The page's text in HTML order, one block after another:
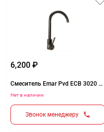
6,200 ₽
Смеситель Emar Pvd ECB 3020 PVD вороненая сталь
Нет в наличии
Звонок менеджеру